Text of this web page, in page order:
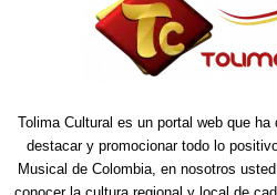
Tolima Cultural es un portal web que
destacar y promocionar todo lo
Musical de Colombia, en nosotros